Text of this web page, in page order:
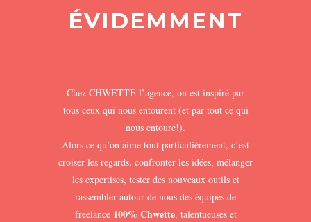
ÉVIDEMMENT
Chez CHWETTE l’agence, on est inspiré par
tous ceux qui nous entourent (et par tout ce qui
nous entoure!).
Alors ce qu’on aime tout particulièrement, c’est
croiser les regards, confronter les idées, mélanger
les expertises, tester des nouveaux outils et
rassembler autour de nous des équipes de
freelance 100% Chwette, talentueuses et